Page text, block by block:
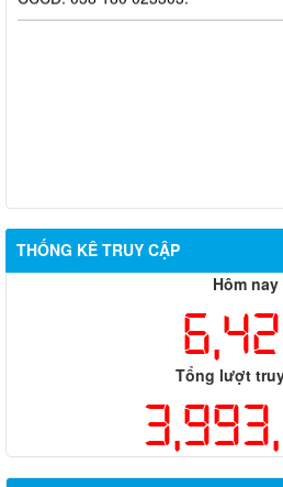
THỐNG KÊ TRUY CẬP
Hôm nay
Tổng lượt